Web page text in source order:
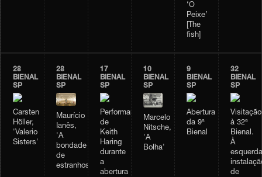
‘O
Peixe’
[The
fish]
28
BIENAL
SP
Carsten
Höller,
'Valerio
Sisters'
28
BIENAL
SP
Maurício
Ianês,
'A
bondade
de
estranhos'
17
BIENAL
SP
Performance
de
Keith
Haring
durante
a
abertura
10
BIENAL
SP
Marcelo
Nitsche,
'A
Bolha'
9
BIENAL
SP
Abertura
da 9ª
Bienal
32
BIENAL
SP
Visitação
à 32ª
Bienal.
À
de